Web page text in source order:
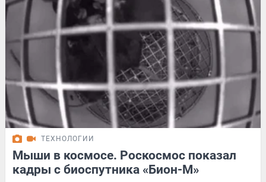
ТЕХНОЛОГИИ
Мыши в космосе. Роскосмос показал
кадры с биоспутника «Бион-М»